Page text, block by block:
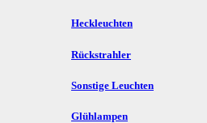
Heckleuchten
Rückstrahler
Sonstige Leuchten
Glühlampen